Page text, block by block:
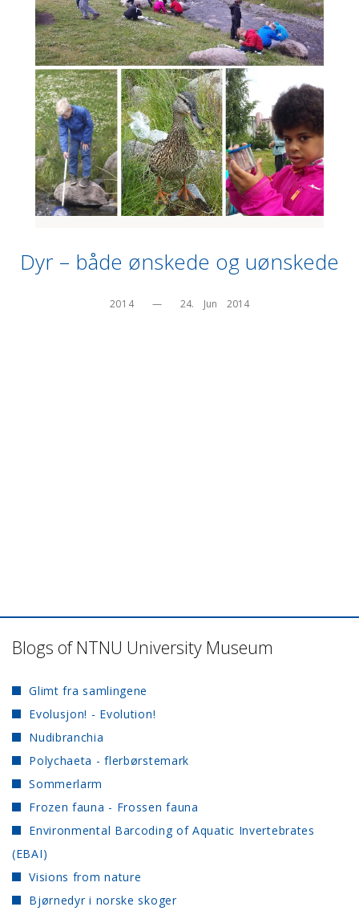
Dyr – både ønskede og uønskede
2014 — 24.    Jun    2014
Blogs of NTNU University Museum
Glimt fra samlingene
Evolusjon! - Evolution!
Nudibranchia
Polychaeta - flerbørstemark
Sommerlarm
Frozen fauna - Frossen fauna
Environmental Barcoding of Aquatic Invertebrates
(EBAI)
Visions from nature
Bjørnedyr i norske skoger